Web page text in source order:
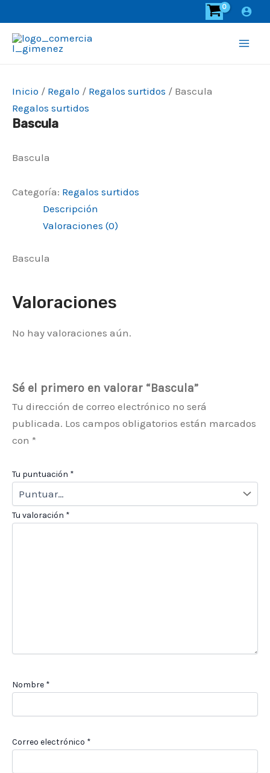
al
contenido
Inicio / Regalo / Regalos surtidos / Bascula
Regalos surtidos
Bascula
Bascula
Categoría: Regalos surtidos
Descripción
Valoraciones (0)
Bascula
Valoraciones
No hay valoraciones aún.
Sé el primero en valorar “Bascula”
Tu dirección de correo electrónico no será
publicada. Los campos obligatorios están marcados
con *
Tu puntuación *
Tu valoración *
Nombre *
Correo electrónico *